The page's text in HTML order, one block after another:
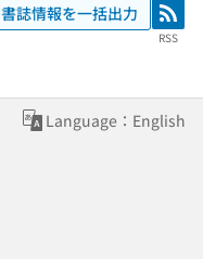
書誌情報を一括出力 RSS
RSS
Language：English